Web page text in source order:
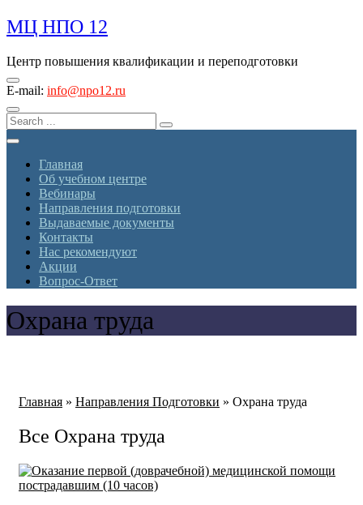
Skip
to
МЦ НПО 12
Центр повышения квалификации и переподготовки
E-mail: info@npo12.ru
Главная
Об учебном центре
Вебинары
Направления подготовки
Выдаваемые документы
Контакты
Нас рекомендуют
Акции
Вопрос-Ответ
Охрана труда
Главная » Направления Подготовки » Охрана труда
Все Охрана труда